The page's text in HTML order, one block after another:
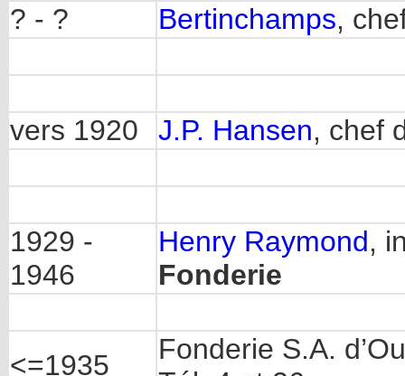
? - ? Bertinchamps,
vers 1920 J.P. Hansen, chef
1929 -
1946
Henry Raymond,
Fonderie
<=1935
Fonderie S.A.